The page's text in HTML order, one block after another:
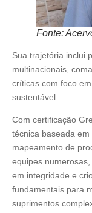
Fonte:
Sua trajetória inclui
multinacionais,
críticas com foco em
sustentável.
Com certificação
técnica baseada
mapeamento de
equipes
em integridade e
fundamentais para
suprimentos